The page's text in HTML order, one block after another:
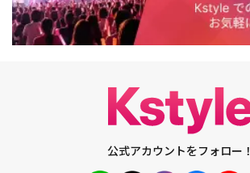
公式アカウントをフォロー！